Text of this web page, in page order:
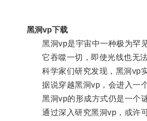
黑洞vp下载
黑洞vp是宇宙中一种极为罕见
它吞噬一切，即使光线也无法
科学家们研究发现，黑洞vp实
据说穿越黑洞vp，会进入一个
黑洞vp的形成方式仍是一个谜
通过深入研究黑洞vp，或许可